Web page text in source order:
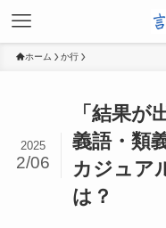
ホーム か行
「結果が
義語・類
カジュア
は？
2025
2/06